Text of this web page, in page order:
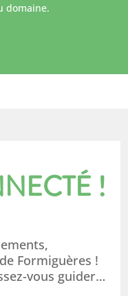
domaine.
!
Formiguères !
vous guider…